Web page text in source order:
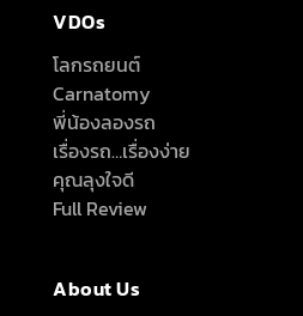
VDOs
โลกรถยนต์
Carnatomy
พี่น้องลองรถ
เรื่องรถ…เรื่องง่าย
คุณลุงใจดี
Full Review
About Us